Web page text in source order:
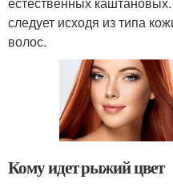
следует исходя из типа
волос.
Кому идет рыжий цвет